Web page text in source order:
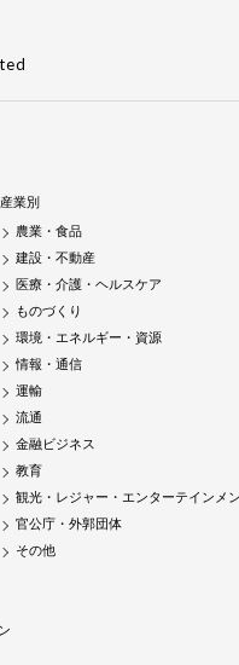
産業別
農業・食品
建設・不動産
医療・介護・ヘルスケア
ものづくり
環境・エネルギー・資源
情報・通信
運輸
流通
金融ビジネス
教育
観光・レジャー・エンターテインメ
官公庁・外郭団体
その他